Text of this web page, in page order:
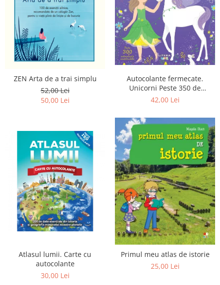
Povești
Reviste
Știință si natură
Vârstă
10+ ani
7-10 ani
toate vârstele
Editura Univers
Cera
Editura Aramis
Editura Arthur
Editura Bookzone
Editura Cartemma
Editura Casa
ZEN Arta de a trai simplu
52,00 Lei
50,00 Lei
Autocolante fermecate.
Unicorni Peste 350 de
autocolante reutilizabile
42,00 Lei
Atlasul lumii. Carte cu
autocolante
30,00 Lei
Primul meu atlas de istorie
25,00 Lei